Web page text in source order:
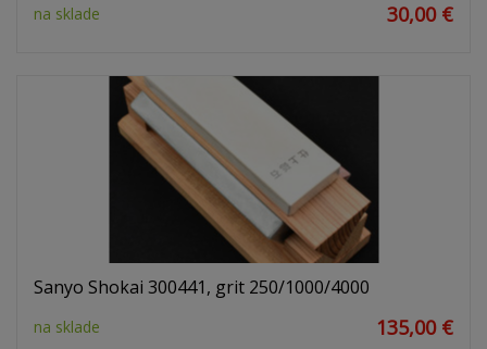
na sklade 30,00 €
Sanyo Shokai 300441, grit 250/1000/4000
na sklade 135,00 €